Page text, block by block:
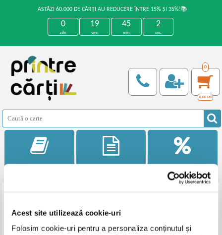
Acest site utilizează cookie-uri
Folosim cookie-uri pentru a personaliza conținutul și
ASTĂZI 60.000 DE CĂRȚI AU REDUCERE ÎNTRE 15% ȘI 35%!📚
0
zile
19
ore
45
min
2
sec
0
0,00 Lei